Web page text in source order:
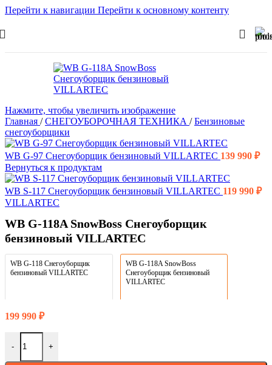
Перейти к навигации Перейти к основному контенту
Нажмите, чтобы увеличить изображение
Главная / СНЕГОУБОРОЧНАЯ ТЕХНИКА / Бензиновые
снегоуборщики
WB G-97 Снегоуборщик бензиновый VILLARTEC 139 990 ₽
Вернуться к продуктам
WB S-117 Снегоуборщик бензиновый VILLARTEC 119 990 ₽
VILLARTEC
WB G-118A SnowBoss Снегоуборщик
бензиновый VILLARTEC
WB G-118 Снегоуборщик
бензиновый VILLARTEC
WB G-118A SnowBoss
Снегоуборщик бензиновый
VILLARTEC
199 990 ₽
-
Количество товара WB G-118A SnowBoss Снегоуборщик
+